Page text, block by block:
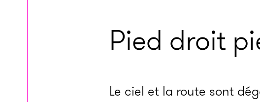
Pied droit
Le ciel et la route sont